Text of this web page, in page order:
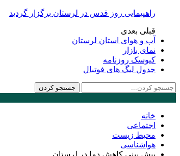
راهپیمایی روز قدس در لرستان برگزار گردید
قبلی بعدی
آب و هوای استان لرستان
نمای بازار
کیوسک روزنامه
جدول لیگ های فوتبال
خانه
اجتماعی
محیط زیست
هواشناسی
پیش بینی کاهش دما در لرستان